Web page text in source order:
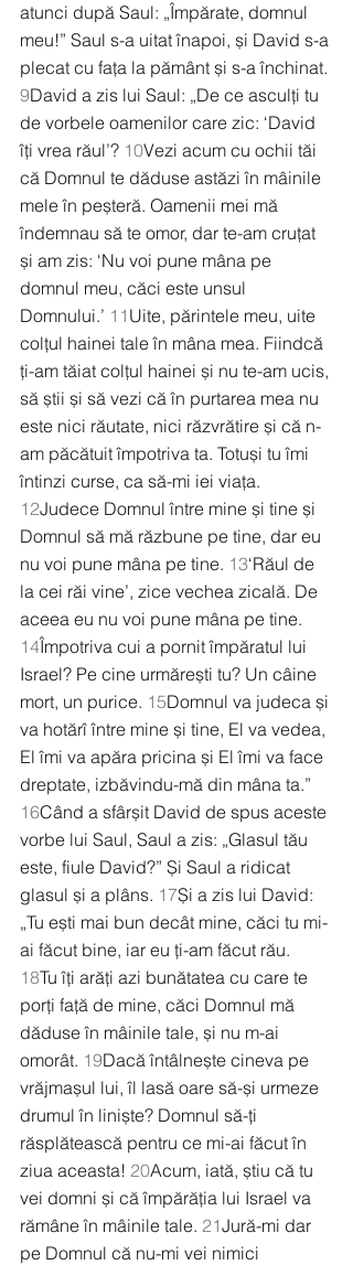
atunci după Saul: „Împărate, domnul
meu!” Saul s-a uitat înapoi, și David s-a
plecat cu fața la pământ și s-a închinat.
9David a zis lui Saul: „De ce asculți tu
de vorbele oamenilor care zic: ‘David
îți vrea răul’? 10Vezi acum cu ochii tăi
că Domnul te dăduse astăzi în mâinile
mele în peșteră. Oamenii mei mă
îndemnau să te omor, dar te-am cruțat
și am zis: ‘Nu voi pune mâna pe
domnul meu, căci este unsul
Domnului.’ 11 Uite, părintele meu, uite
colțul hainei tale în mâna mea. Fiindcă
ți-am tăiat colțul hainei și nu te-am ucis,
să știi și să vezi că în purtarea mea nu
este nici răutate, nici răzvrătire și că n-
am păcătuit împotriva ta. Totuși tu îmi
întinzi curse, ca să-mi iei viața.
12Judece Domnul între mine și tine și
Domnul să mă răzbune pe tine, dar eu
nu voi pune mâna pe tine. 13‘Răul de
la cei răi vine’, zice vechea zicală. De
aceea eu nu voi pune mâna pe tine.
14Împotriva cui a pornit împăratul lui
Israel? Pe cine urmărești tu? Un câine
mort, un purice. 15Domnul va judeca și
va hotărî între mine și tine, El va vedea,
El îmi va apăra pricina și El îmi va face
dreptate, izbăvindu-mă din mâna ta.”
16Când a sfârșit David de spus aceste
vorbe lui Saul, Saul a zis: „Glasul tău
este, fiule David?” Și Saul a ridicat
glasul și a plâns. 17Și a zis lui David:
„Tu ești mai bun decât mine, căci tu mi-
ai făcut bine, iar eu ți-am făcut rău.
18Tu îți arăți azi bunătatea cu care te
porți față de mine, căci Domnul mă
dăduse în mâinile tale, și nu m-ai
omorât. 19Dacă întâlnește cineva pe
vrăjmașul lui, îl lasă oare să-și urmeze
drumul în liniște? Domnul să-ți
răsplătească pentru ce mi-ai făcut în
ziua aceasta! 20Acum, iată, știu că tu
vei domni și că împărăția lui Israel va
rămâne în mâinile tale. 21Jură-mi dar
pe Domnul că nu-mi vei nimici